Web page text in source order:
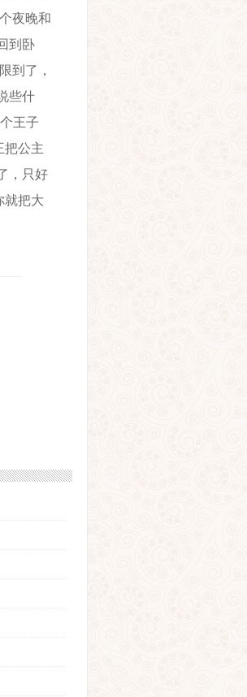
夜晚和
到卧
到了，
些什
王子
把公主
，只好
就把大